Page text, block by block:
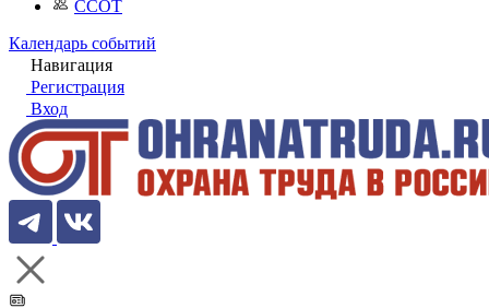
ССОТ
Календарь событий
Навигация
Регистрация
Вход